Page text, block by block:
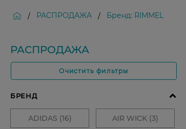
/ РАСПРОДАЖА / Бренд: RIMMEL
РАСПРОДАЖА
Очистить фильтры